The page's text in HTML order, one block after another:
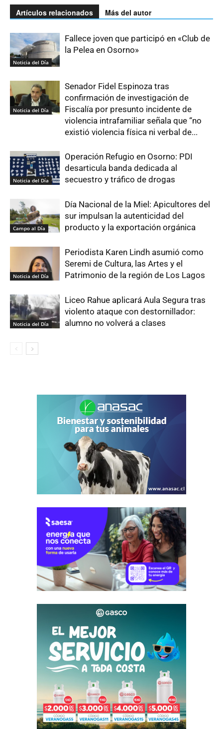
Artículos relacionados Más del autor
Noticia del Día
Fallece joven que participó en «Club de
la Pelea en Osorno»
Noticia del Día
Senador Fidel Espinoza tras
confirmación de investigación de
Fiscalía por presunto incidente de
violencia intrafamiliar señala que “no
existió violencia física ni verbal de...
Noticia del Día
Operación Refugio en Osorno: PDI
desarticula banda dedicada al
secuestro y tráfico de drogas
Campo al Día
Día Nacional de la Miel: Apicultores del
sur impulsan la autenticidad del
producto y la exportación orgánica
Noticia del Día
Periodista Karen Lindh asumió como
Seremi de Cultura, las Artes y el
Patrimonio de la región de Los Lagos
Noticia del Día
Liceo Rahue aplicará Aula Segura tras
violento ataque con destornillador:
alumno no volverá a clases